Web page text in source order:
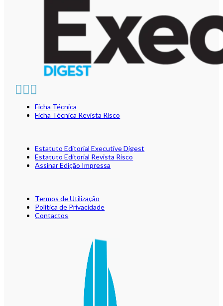
Ficha Técnica
Ficha Técnica Revista Risco
Estatuto Editorial Executive Digest
Estatuto Editorial Revista Risco
Assinar Edição Impressa
Termos de Utilização
Política de Privacidade
Contactos